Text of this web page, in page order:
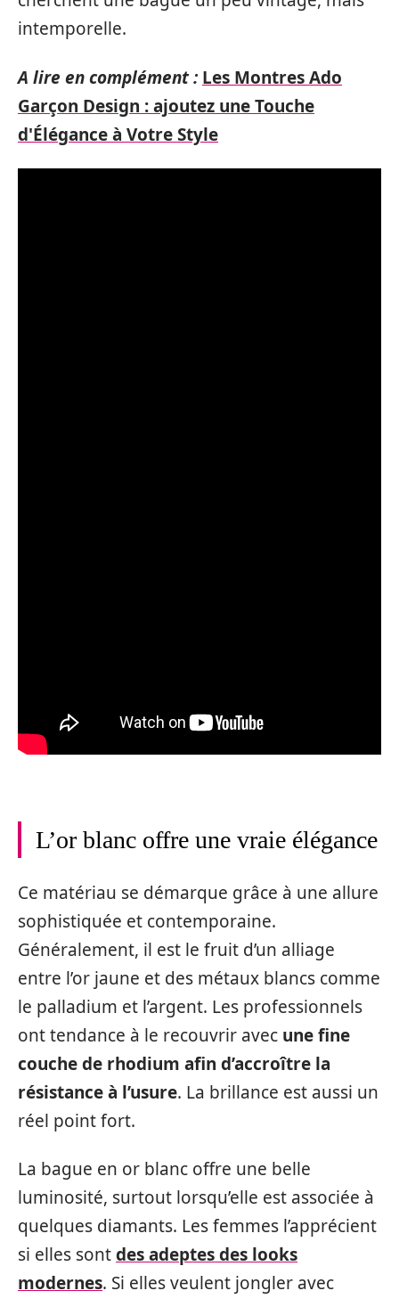
intemporelle.
A lire en complément : Les Montres Ado
Garçon Design : ajoutez une Touche
d'Élégance à Votre Style
L’or blanc offre une vraie élégance
Ce matériau se démarque grâce à une allure
sophistiquée et contemporaine.
Généralement, il est le fruit d’un alliage
entre l’or jaune et des métaux blancs comme
le palladium et l’argent. Les professionnels
ont tendance à le recouvrir avec une fine
couche de rhodium afin d’accroître la
résistance à l’usure. La brillance est aussi un
réel point fort.
La bague en or blanc offre une belle
luminosité, surtout lorsqu’elle est associée à
quelques diamants. Les femmes l’apprécient
si elles sontdes adeptes des looks
modernes. Si elles veulent jongler avec